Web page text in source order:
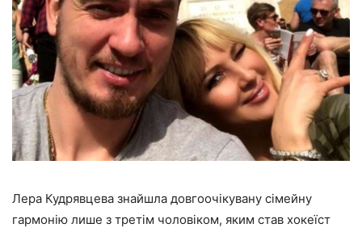
Лера Кудрявцева знайшла довгоочікувану сімейну
гармонію лише з третім чоловіком, яким став хокеїст